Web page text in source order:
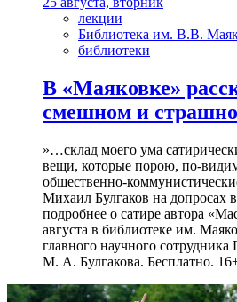
лекции
Библиотека им. В.В.
библиотеки
В «Маяковке»
смешном и
»…склад моего ума
вещи, которые порою, по-
общественно-
Михаил Булгаков на допросах
подробнее о сатире автора
августа в библиотеке им.
главного научного сотрудника
М. А. Булгакова. Бесплатно.